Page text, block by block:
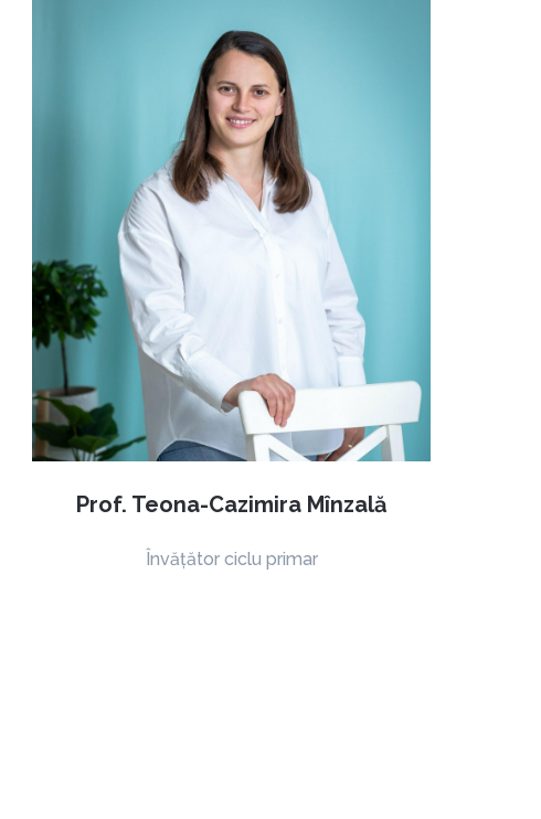
Prof. Teona-Cazimira Mînzală
Învățător ciclu primar